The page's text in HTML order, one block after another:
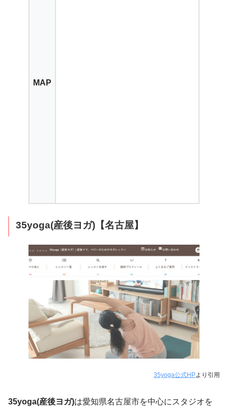
MAP
35yoga(産後ヨガ)【名古屋】
35yoga公式HPより引用
35yoga(産後ヨガ)は愛知県名古屋市を中心にスタジオを